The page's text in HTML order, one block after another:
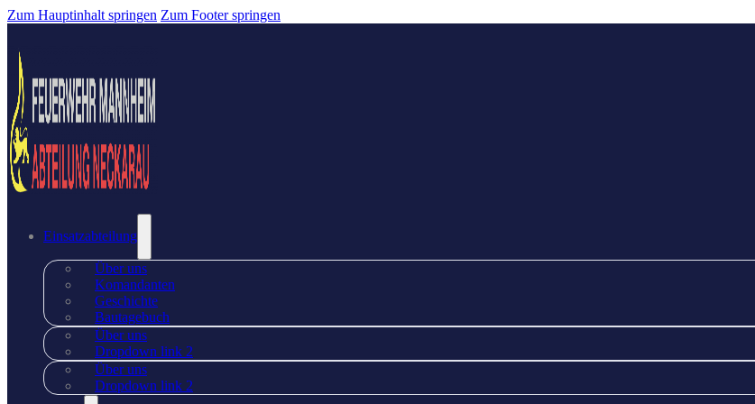
Zum Hauptinhalt springen Zum Footer springen
Einsatzabteilung
Über uns
Komandanten
Geschichte
Bautagebuch
Über uns
Dropdown link 2
Über uns
Dropdown link 2